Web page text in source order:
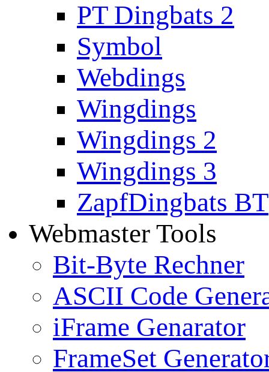
PT Dingbats 2
Symbol
Webdings
Wingdings
Wingdings 2
Wingdings 3
ZapfDingbats BT
Webmaster Tools
Bit-Byte Rechner
ASCII Code
iFrame Genarator
FrameSet